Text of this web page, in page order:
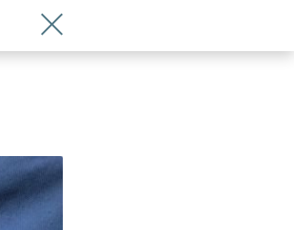
Wróć do artykułu Wrocławska